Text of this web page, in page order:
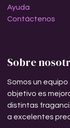
Ayuda
Contáctenos
Sobre
Somos un
objetivo es
distintas
a excelentes